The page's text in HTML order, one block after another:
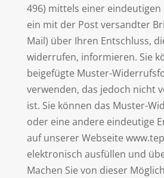
496) mittels einer eindeutigen
ein mit der Post versandter
Mail) über Ihren Entschluss,
widerrufen, informieren. Sie
beigefügte Muster-
verwenden, das jedoch nicht
ist. Sie können das Muster-
oder eine andere eindeutige
auf unserer Webseite
elektronisch ausfüllen und
Machen Sie von dieser